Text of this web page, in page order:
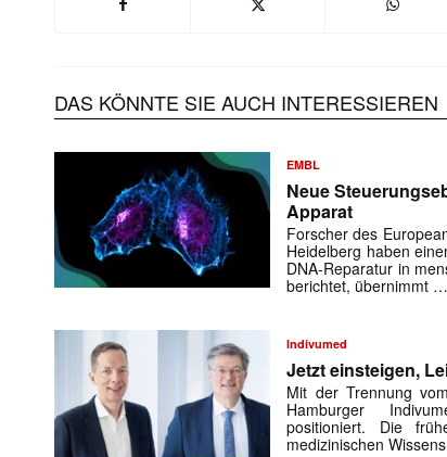
DAS KÖNNTE SIE AUCH INTERESSIEREN
EMBL
Neue
Apparat
Forscher des
Heidelberg haben
DNA-Reparatur in
berichtet, übernimmt …
Indivumed
Jetzt einsteigen,
Mit der Trennung
Hamburger
positioniert. Die
medizinischen